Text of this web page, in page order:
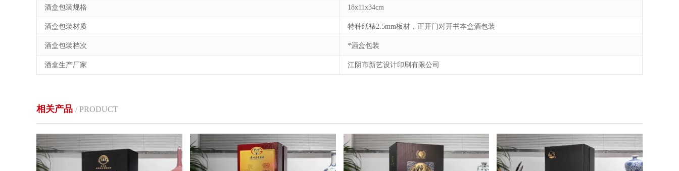
酒盒包装规格 18x11x34cm
酒盒包装材质 特种纸裱2.5mm板材，正开门对开书本盒酒包装
酒盒包装档次 *酒盒包装
酒盒生产厂家 江阴市新艺设计印刷有限公司
相关产品 / PRODUCT